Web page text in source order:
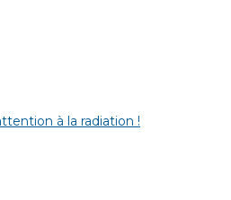
à la radiation !